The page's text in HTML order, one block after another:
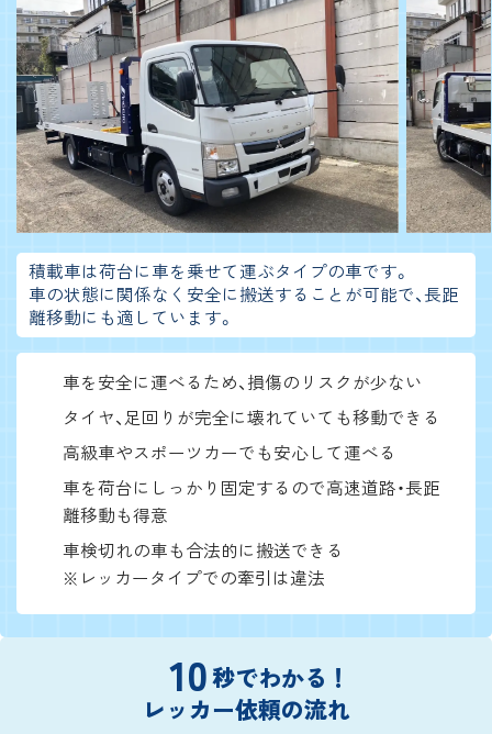
積載車は荷台に車を乗せて運ぶタイプの車です。
車の状態に関係なく安全に搬送することが可能で、長距
離移動にも適しています。
車を安全に運べるため、損傷のリスクが少ない
タイヤ、足回りが完全に壊れていても移動できる
高級車やスポーツカーでも安心して運べる
車を荷台にしっかり固定するので高速道路・長距
離移動も得意
車検切れの車も合法的に搬送できる
※レッカータイプでの牽引は違法
10秒でわかる！
レッカー依頼の流れ